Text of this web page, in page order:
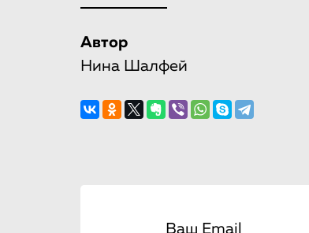
Автор
Нина Шалфей
Ваш Email